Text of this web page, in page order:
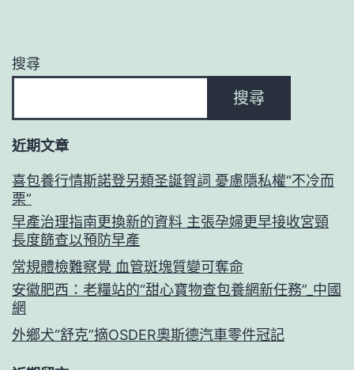
搜尋
搜尋
近期文章
喜包養行情斯諾登另類圣誕賀詞 憂慮隱私權“不冷而
栗”
早產治理指南更換新的資料 主張孕婦更早接收宮頸
長度篩查以預防早產
常規體檢難察覺 血管斑塊質變可奪命
安徽肥西：老糧站的“甜心寶物查包養網新任務”_中國
網
外鄉犬“舒克”摘OSDER奧斯德汽車零件冠記